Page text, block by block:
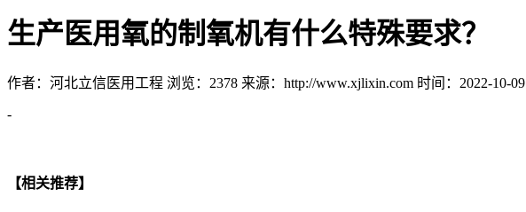
生产医用氧的制氧机有什么特殊要求？
作者：河北立信医用工程 浏览：2378 来源：http://www.xjlixin.com 时间：2022-10-09
-
【相关推荐】